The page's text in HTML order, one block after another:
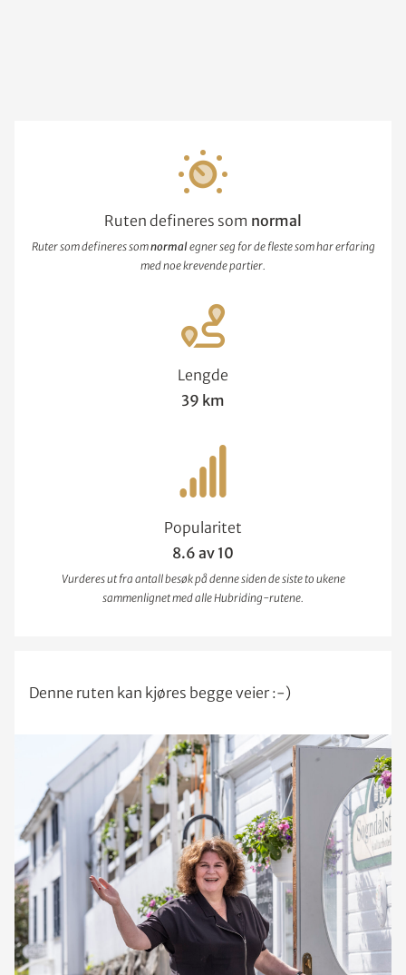
Ruten defineres som normal
Ruter som defineres somnormalegner seg for de fleste som har erfaring
med noe krevende partier.
Lengde
39 km
Popularitet
8.6 av 10
Vurderes ut fra antall besøk på denne siden de siste to ukene
sammenlignet med alle Hubriding-rutene.
Denne ruten kan kjøres begge veier :-)